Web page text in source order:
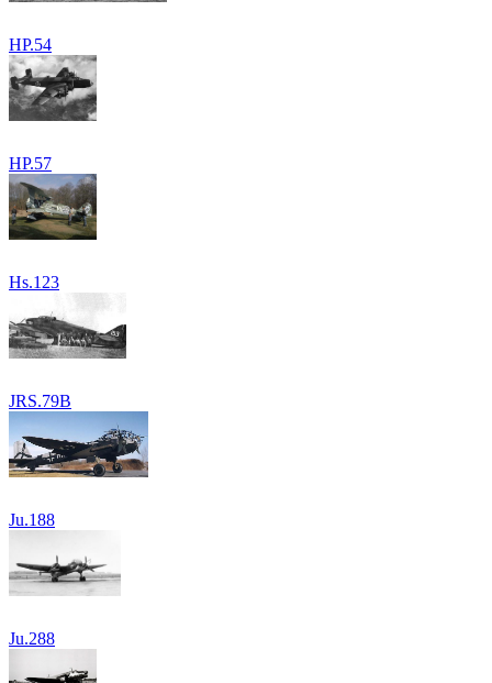
HP.54
HP.57
Hs.123
JRS.79B
Ju.188
Ju.288